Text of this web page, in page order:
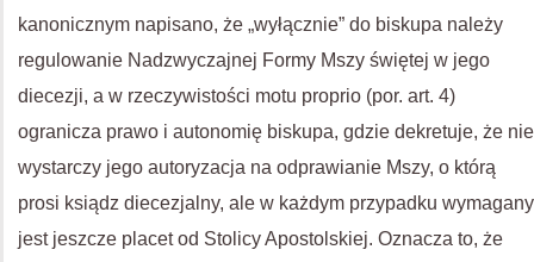
kanonicznym napisano, że „wyłącznie” do biskupa należy
regulowanie Nadzwyczajnej Formy Mszy świętej w jego
diecezji, a w rzeczywistości motu proprio (por. art. 4)
ogranicza prawo i autonomię biskupa, gdzie dekretuje, że nie
wystarczy jego autoryzacja na odprawianie Mszy, o którą
prosi ksiądz diecezjalny, ale w każdym przypadku wymagany
jest jeszcze placet od Stolicy Apostolskiej. Oznacza to, że